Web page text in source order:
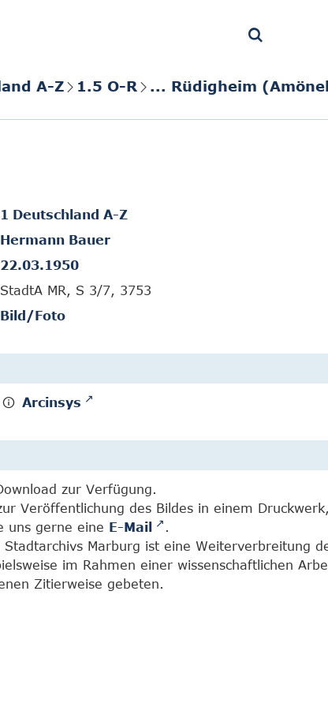
A-Z 1.5 O-R ... Rüdigheim
1 Deutschland A-Z
Hermann Bauer
22.03.1950
StadtA MR, S 3/7, 3753
Bild/Foto
Arcinsys
zur Verfügung.
Veröffentlichung des Bildes in einem
uns gerne eine E-Mail
.
Stadtarchivs Marburg ist eine Weiterverbreitung
im Rahmen einer wissenschaftlichen
Zitierweise gebeten.